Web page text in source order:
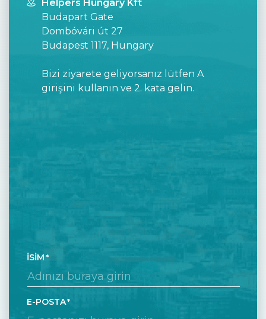
Helpers Hungary Kft
Budapart Gate
Dombóvári út 27
Budapest 1117, Hungary
Bizi ziyarete geliyorsanız lütfen A
girişini kullanın ve 2. kata gelin.
İSIM
E-POSTA